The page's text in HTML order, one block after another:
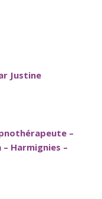
Justine
–
Harmignies –